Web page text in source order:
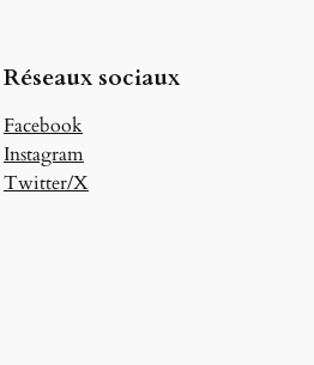
Réseaux sociaux
Facebook
Instagram
Twitter/X